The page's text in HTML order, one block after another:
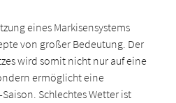
eines Markisensystems
von großer Bedeutung. Der
wird somit nicht nur auf eine
ermöglicht eine
Schlechtes Wetter ist